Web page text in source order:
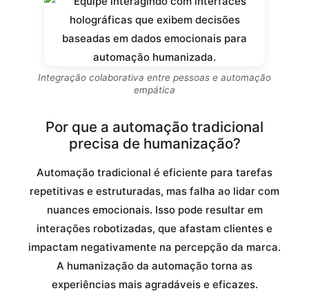
Integração colaborativa entre pessoas e automação
empática
Por que a automação tradicional
precisa de humanização?
Automação tradicional é eficiente para tarefas
repetitivas e estruturadas, mas falha ao lidar com
nuances emocionais. Isso pode resultar em
interações robotizadas, que afastam clientes e
impactam negativamente na percepção da marca.
A humanização da automação torna as
experiências mais agradáveis e eficazes.